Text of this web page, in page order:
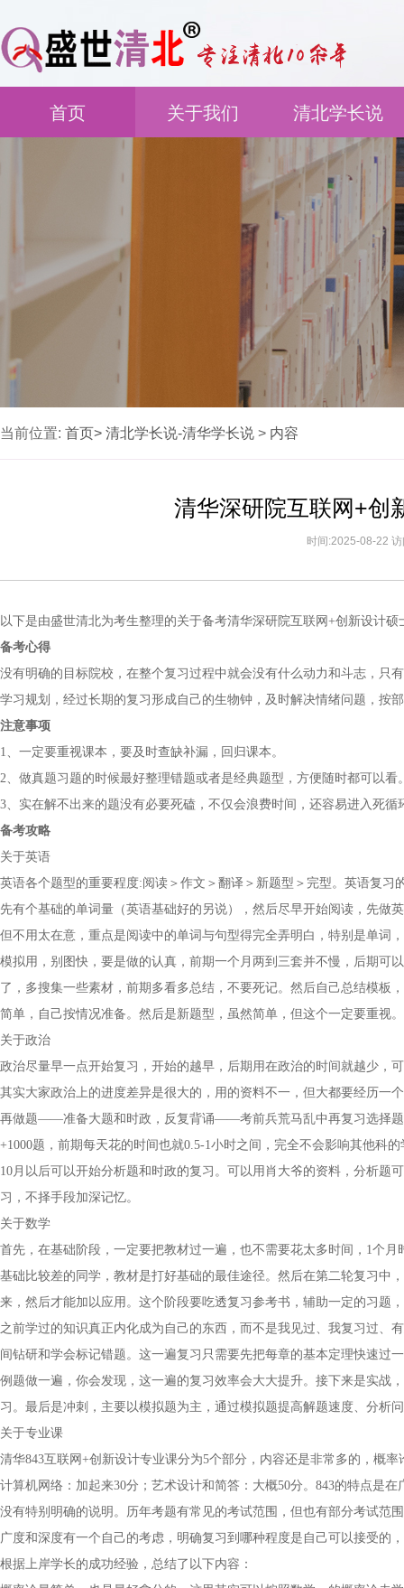
首页 关于我们 清北学长说
当前位置: 首页> 清北学长说-清华学长说 > 内容
清华深研院互联网+创
时间:2025-08-22
以下是由盛世清北为考生整理的关于备考清华深研院互联网+创新设计
备考心得
没有明确的目标院校，在整个复习过程中就会没有什么动力和斗志，只
学习规划，经过长期的复习形成自己的生物钟，及时解决情绪问题，按
注意事项
1、一定要重视课本，要及时查缺补漏，回归课本。
2、做真题习题的时候最好整理错题或者是经典题型，方便随时都可以看
3、实在解不出来的题没有必要死磕，不仅会浪费时间，还容易进入死循
备考攻略
关于英语
英语各个题型的重要程度:阅读＞作文＞翻译＞新题型＞完型。英语复
先有个基础的单词量（英语基础好的另说），然后尽早开始阅读，先做
但不用太在意，重点是阅读中的单词与句型得完全弄明白，特别是单词
模拟用，别图快，要是做的认真，前期一个月两到三套并不慢，后期可
了，多搜集一些素材，前期多看多总结，不要死记。然后自己总结模板
简单，自己按情况准备。然后是新题型，虽然简单，但这个一定要重视
关于政治
政治尽量早一点开始复习，开始的越早，后期用在政治的时间就越少，
其实大家政治上的进度差异是很大的，用的资料不一，但大都要经历
再做题——准备大题和时政，反复背诵——考前兵荒马乱中再复习选择题
+1000题，前期每天花的时间也就0.5-1小时之间，完全不会影响其他科
10月以后可以开始分析题和时政的复习。可以用肖大爷的资料，分析
习，不择手段加深记忆。
关于数学
首先，在基础阶段，一定要把教材过一遍，也不需要花太多时间，1个
基础比较差的同学，教材是打好基础的最佳途径。然后在第二轮复习中
来，然后才能加以应用。这个阶段要吃透复习参考书，辅助一定的习题
之前学过的知识真正内化成为自己的东西，而不是我见过、我复习过、
间钻研和学会标记错题。这一遍复习只需要先把每章的基本定理快速过
例题做一遍，你会发现，这一遍的复习效率会大大提升。接下来是实战
习。最后是冲刺，主要以模拟题为主，通过模拟题提高解题速度、分析
关于专业课
清华843互联网+创新设计专业课分为5个部分，内容还是非常多的，概
计算机网络：加起来30分；艺术设计和简答：大概50分。843的特点是
没有特别明确的说明。历年考题有常见的考试范围，但也有部分考试范
广度和深度有一个自己的考虑，明确复习到哪种程度是自己可以接受的
根据上岸学长的成功经验，总结了以下内容：